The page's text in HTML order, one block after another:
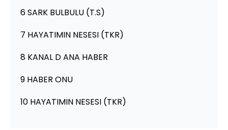
6 SARK BULBULU (T.S)
7 HAYATIMIN NESESI (TKR)
8 KANAL D ANA HABER
9 HABER ONU
10 HAYATIMIN NESESI (TKR)